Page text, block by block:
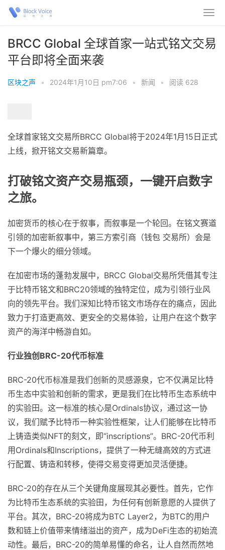
BRCC Global 全球首家一站式铭文交易
平台即将全面来袭
区块之声 • 2024年1月10日 pm7:06 • 新闻 • 阅读 628
全球首家铭文交易所BRCC Global将于2024年1月15日正式
上线，掀开铭文交易新篇章。
打破铭文资产交易瓶颈，一键开启数字
之旅。
加密货币的核心在于叙事，而叙事是一个轮回。在铭文赛道
引领的加密新叙事中，第三方索引商（钱包 交易所）会是
下一个爆火的细分领域。
在加密市场的蓬勃发展中，BRCC Global交易所凭借其专注
于比特币铭文和BRC20领域的独特定位，成为引领行业风
向的领先平台。我们深知比特币铭文市场存在的痛点，因此
致力于打造更高效、更安全的交易体验，让用户在这个数字
资产的海洋中畅游自如。
行业独创BRC-20代币标准
BRC-20代币标准是我们创新的灵感源泉，它不仅满足比特
币生态中实验和创新的需求，更是我们在比特币生态系统中
的实验田。这一标准的核心是Ordinals协议，通过这一协
议，我们赋予比特币一种实验性框架，让人们能够在比特币
上铸造类似NFT的刻文，即“inscriptions”。BRC-20代币利
用Ordinals和Inscriptions，提供了一种无缝高效的方式进
行配置、铸造和转移，使得交易变得更加灵活便捷。
BRC-20的存在从三个关键角度展现其必要性。首先，它作
为比特币生态系统的实验田，为任何有创新意愿的人提供了
平台。其次，BRC-20将成为BTC Layer2，为BTC的用户
数和链上价值带来情绪溢出的资产，成为DeFi生态的初始流
动性。最后，BRC-20的简单易懂的命名，让人自然而然地